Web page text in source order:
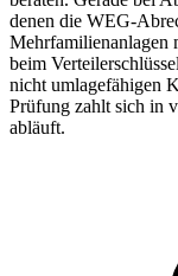
denen die WEG-
Mehrfamilienanlagen
beim
nicht umlagefähigen
Prüfung zahlt sich in
abläuft.